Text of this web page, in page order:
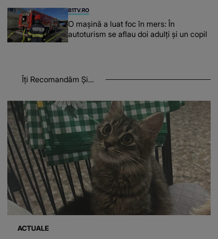
B1TV.RO
O maşină a luat foc în mers: În
autoturism se aflau doi adulți și un copil
Îți Recomandăm Și...
ACTUALE